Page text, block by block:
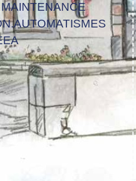
MAINTENANCE